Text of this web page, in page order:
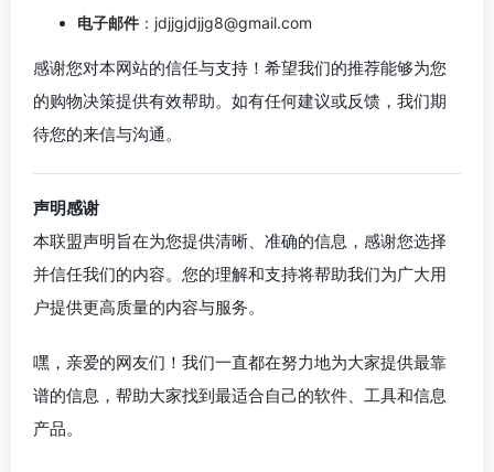
电子邮件 ：jdjjgjdjjg8@gmail.com
感谢您对本网站的信任与支持！希望我们的推荐能够为您
的购物决策提供有效帮助。如有任何建议或反馈，我们期
待您的来信与沟通。
声明感谢
本联盟声明旨在为您提供清晰、准确的信息，感谢您选择
并信任我们的内容。您的理解和支持将帮助我们为广大用
户提供更高质量的内容与服务。
嘿，亲爱的网友们！我们一直都在努力地为大家提供最靠
谱的信息，帮助大家找到最适合自己的软件、工具和信息
产品。